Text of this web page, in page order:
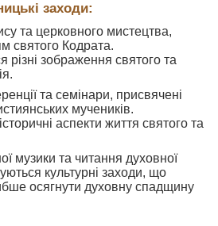
заходи:
та церковного мистецтва,
святого Кодрата.
різні зображення святого та
та семінари, присвячені
мучеників.
аспекти життя святого та
музики та читання духовної
культурні заходи, що
осягнути духовну спадщину